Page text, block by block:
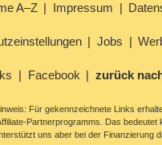
A–Z Impressum
Jobs
Facebook zurück
Für gekennzeichnete Links
Partnerprogramms. Das bedeutet
uns aber bei der Finanzierung